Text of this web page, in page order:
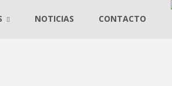
NOTICIAS CONTACTO